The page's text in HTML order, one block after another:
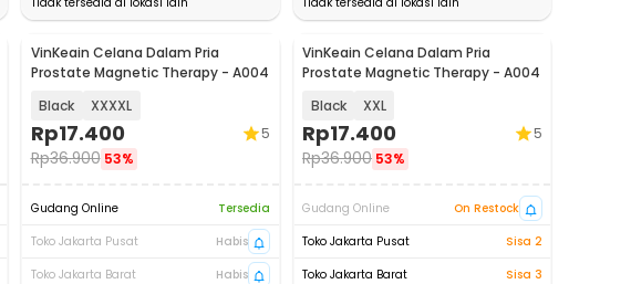
VinKeain Celana Dalam Pria
Prostate Magnetic Therapy - A004
Black
XXXXL
Rp17.400
Rp36.900 53%
5
Gudang Online
Tersedia
Toko Jakarta Pusat
Habis
Toko Jakarta Barat
Habis
VinKeain Celana Dalam Pria
Prostate Magnetic Therapy - A004
Black
XXL
Rp17.400
Rp36.900 53%
5
Gudang Online
On Restock
Toko Jakarta Pusat
Sisa 2
Toko Jakarta Barat
Sisa 3